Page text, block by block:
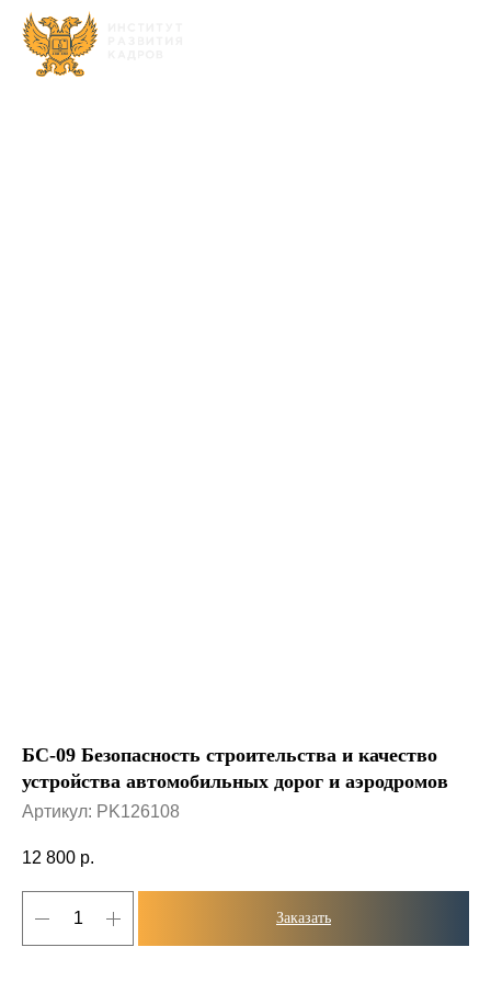
БС-09 Безопасность строительства и качество
устройства автомобильных дорог и аэродромов
Артикул: PK126108
12 800 р.
Заказать